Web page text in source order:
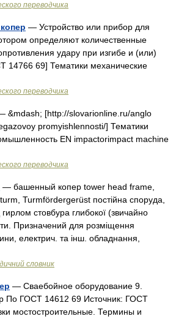
переводчика
— Устройство или прибор для
определяют количественные
удару при изгибе и (или)
14766 69] Тематики механические
переводчика
&mdash; [http://slovarionline.ru/anglo
promyishlennosti/] Тематики
EN impactorimpact machine
переводчика
— башенный копер tower head frame,
Turmfördergerüst постійна споруда,
стовбура глибокої (звичайно
Призначений для розміщення
електрич. та інш. обладнання,
словник
— Сваебойное оборудование 9.
По ГОСТ 14612 69 Источник: ГОСТ
мостостроительные. Термины и